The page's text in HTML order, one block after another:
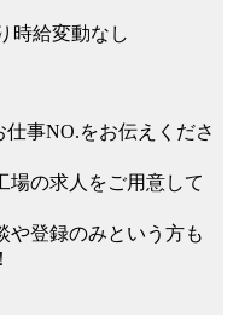
時給変動なし
事NO.をお伝えくださ
の求人をご用意して
や登録のみという方も